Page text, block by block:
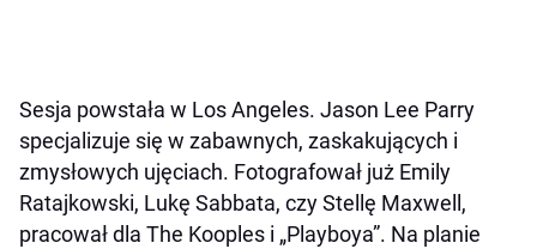
Sesja powstała w Los Angeles. Jason Lee Parry
specjalizuje się w zabawnych, zaskakujących i
zmysłowych ujęciach. Fotografował już Emily
Ratajkowski, Lukę Sabbata, czy Stellę Maxwell,
pracował dla The Kooples i „Playboya”. Na planie